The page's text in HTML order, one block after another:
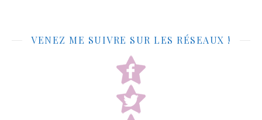
VENEZ ME SUIVRE SUR LES RÉSEAUX !